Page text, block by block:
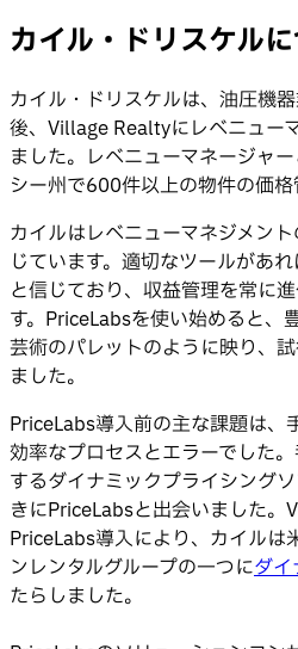
カイル・ドリスケル
カイル・ドリスケルは、油圧機
後、Village Realtyにレベニュー
ました。レベニューマネージャ
シー州で600件以上の物件の価格
カイルはレベニューマネジメン
じています。適切なツールがあ
と信じており、収益管理を常に
す。PriceLabsを使い始めると、
芸術のパレットのように映り、
ました。
PriceLabs導入前の主な課題は、
効率なプロセスとエラーでした
するダイナミックプライシング
きにPriceLabsと出会いました
PriceLabs導入により、カイルは
ンレンタルグループの一つにダイ
たらしました。